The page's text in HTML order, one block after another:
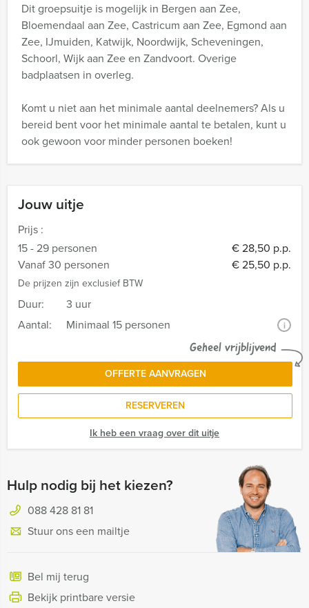
Jouw uitje
Prijs :
15 - 29 personen
€ 28,50 p.p.
Vanaf 30 personen
€ 25,50 p.p.
De prijzen zijn exclusief BTW
Duur:
3 uur
Aantal:
Minimaal 15 personen i
Geheel vrijblijvend
OFFERTE AANVRAGEN
RESERVEREN
Ik heb een vraag over dit uitje
Hulp nodig bij het kiezen?
088 428 81 81
Stuur ons een mailtje
Bel mij terug
Bekijk printbare versie
Dit groepsuitje is mogelijk in Bergen aan Zee,
Bloemendaal aan Zee, Castricum aan Zee, Egmond aan
Zee, IJmuiden, Katwijk, Noordwijk, Scheveningen,
Schoorl, Wijk aan Zee en Zandvoort. Overige
badplaatsen in overleg.
Komt u niet aan het minimale aantal deelnemers? Als u
bereid bent voor het minimale aantal te betalen, kunt u
ook gewoon voor minder personen boeken!